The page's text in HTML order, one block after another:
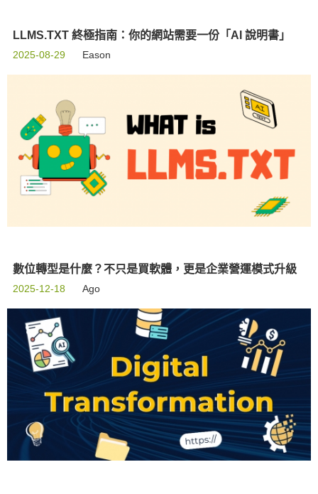
LLMS.TXT 終極指南：你的網站需要一份「AI 說明書」
2025-08-29 Eason
數位轉型是什麼？不只是買軟體，更是企業營運模式升級
2025-12-18 Ago